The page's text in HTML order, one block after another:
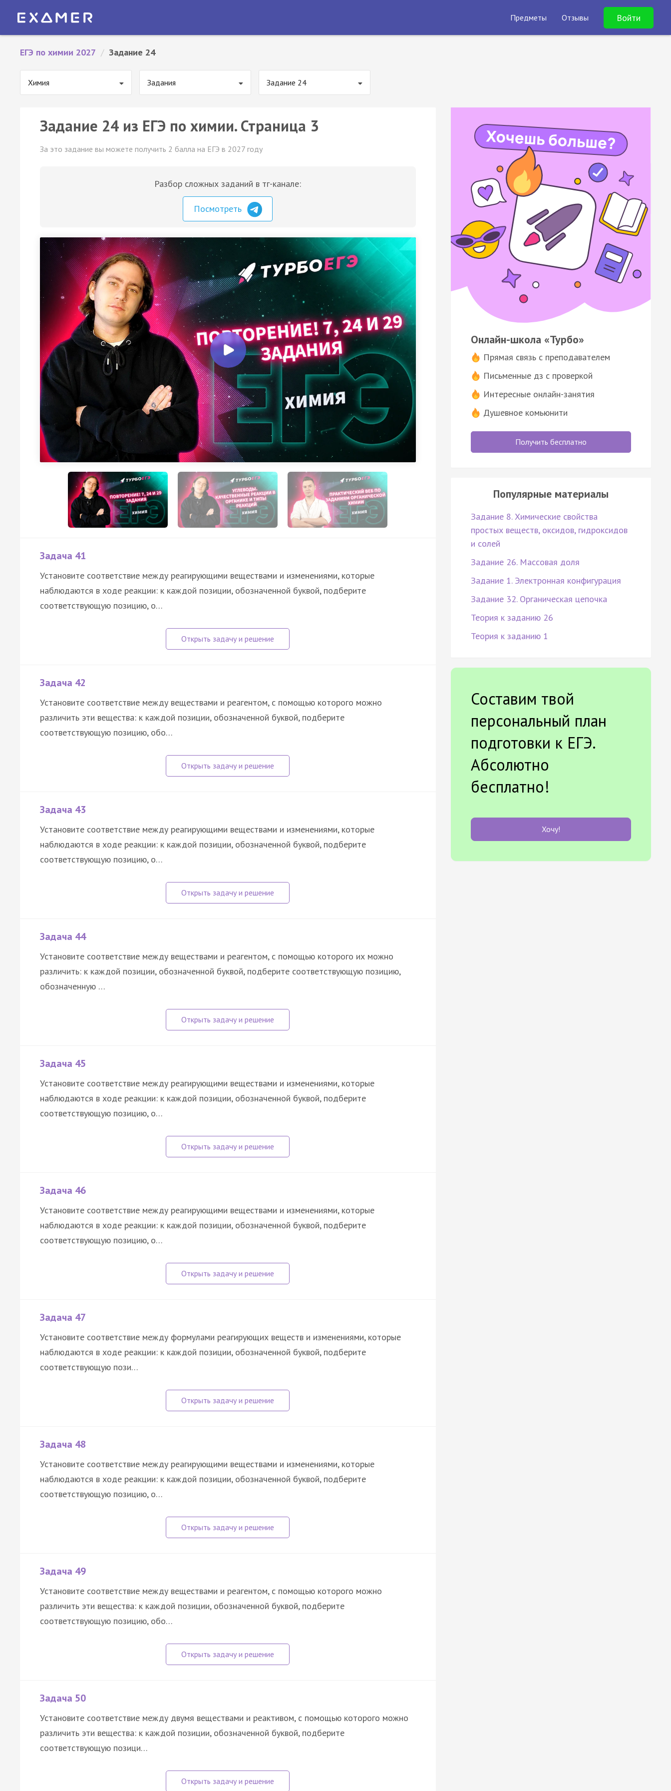
Предметы Отзывы Войти
ЕГЭ по химии 2027 / Задание 24
Химия Задания Задание 24
Задание 24 из ЕГЭ по химии. Страница 3
За это задание вы можете получить 2 балла на ЕГЭ в 2027 году
Разбор сложных заданий в тг-канале:
Посмотреть
Задача 41
Установите соответствие между реагирующими веществами и изменениями, которые
наблюдаются в ходе реакции: к каждой позиции, обозначенной буквой, подберите
соответствующую позицию, о…
Задача 42
Установите соответствие между веществами и реагентом, с помощью которого можно
различить эти вещества: к каждой позиции, обозначенной буквой, подберите
соответствующую позицию, обо…
Задача 43
Установите соответствие между реагирующими веществами и изменениями, которые
наблюдаются в ходе реакции: к каждой позиции, обозначенной буквой, подберите
соответствующую позицию, о…
Задача 44
Установите соответствие между веществами и реагентом, с помощью которого их можно
различить: к каждой позиции, обозначенной буквой, подберите соответствующую позицию,
обозначенную …
Задача 45
Установите соответствие между реагирующими веществами и изменениями, которые
наблюдаются в ходе реакции: к каждой позиции, обозначенной буквой, подберите
соответствующую позицию, о…
Задача 46
Установите соответствие между реагирующими веществами и изменениями, которые
наблюдаются в ходе реакции: к каждой позиции, обозначенной буквой, подберите
соответствующую позицию, о…
Задача 47
Установите соответствие между формулами реагирующих веществ и изменениями, которые
наблюдаются в ходе реакции: к каждой позиции, обозначенной буквой, подберите
соответствующую пози…
Задача 48
Установите соответствие между реагирующими веществами и изменениями, которые
наблюдаются в ходе реакции: к каждой позиции, обозначенной буквой, подберите
соответствующую позицию, о…
Задача 49
Установите соответствие между веществами и реагентом, с помощью которого можно
различить эти вещества: к каждой позиции, обозначенной буквой, подберите
соответствующую позицию, обо…
Задача 50
Установите соответствие между двумя веществами и реактивом, с помощью которого можно
различить эти вещества: к каждой позиции, обозначенной буквой, подберите
соответствующую позици…
Онлайн-школа «Турбо»
Прямая связь с преподавателем
Письменные дз с проверкой
Интересные онлайн-занятия
Душевное комьюнити
Получить бесплатно
Популярные материалы
Задание 8. Химические свойства
простых веществ, оксидов, гидроксидов
и солей
Задание 26. Массовая доля
Задание 1. Электронная конфигурация
Задание 32. Органическая цепочка
Теория к заданию 26
Теория к заданию 1
Составим твой
персональный план
подготовки к ЕГЭ.
Абсолютно
бесплатно!
Хочу!